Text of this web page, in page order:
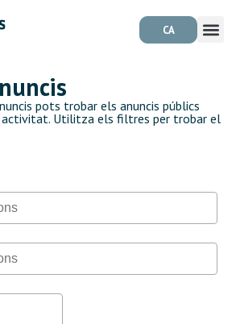
CA
pots trobar els anuncis públics
Utilitza els filtres per trobar el